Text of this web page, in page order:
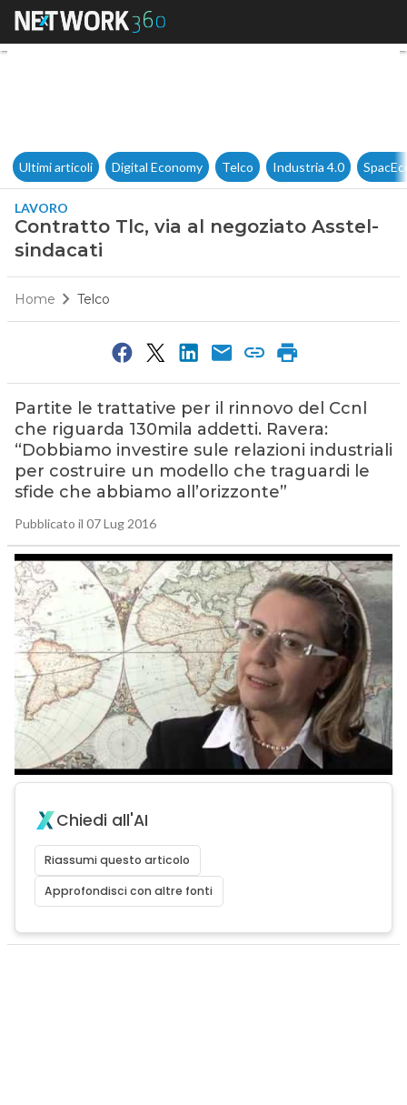
Contratto Tlc, via al
Ultimi articoli Digital Economy Telco Industria 4.0
LAVORO
Contratto Tlc, via al negoziato Asstel-
sindacati
Home Telco
Partite le trattative per il rinnovo del Ccnl
che riguarda 130mila addetti. Ravera:
“Dobbiamo investire sule relazioni industriali
per costruire un modello che traguardi le
sfide che abbiamo all’orizzonte”
Pubblicato il 07 Lug 2016
Chiedi all'AI
Riassumi questo articolo
Approfondisci con altre fonti